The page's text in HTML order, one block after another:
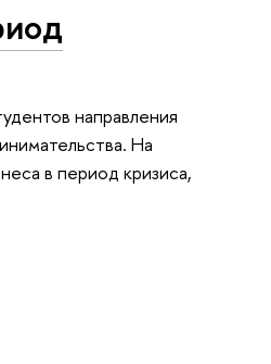
направления
На
в период кризиса,